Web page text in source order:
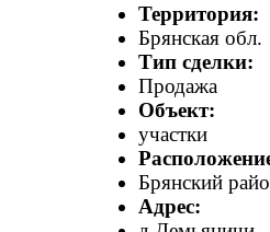
Территория:
Брянская обл.
Тип сделки:
Продажа
Объект:
участки
Брянский
Адрес: